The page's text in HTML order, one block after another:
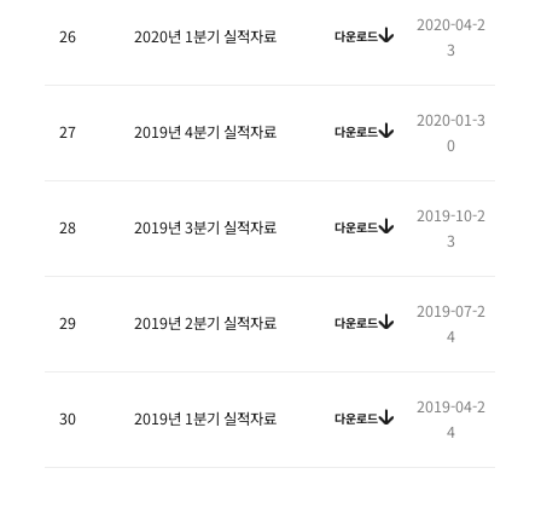
26 2020년 1분기 실적자료 다운로드
2020-04-2
3
27 2019년 4분기 실적자료 다운로드
2020-01-3
0
28 2019년 3분기 실적자료 다운로드
2019-10-2
3
29 2019년 2분기 실적자료 다운로드
2019-07-2
4
30 2019년 1분기 실적자료 다운로드
2019-04-2
4